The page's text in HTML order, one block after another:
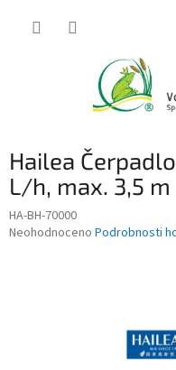
Hailea
L/h, max. 3,5 m
HA-BH-70000
Průměrné
Neohodnoceno Podrobnosti